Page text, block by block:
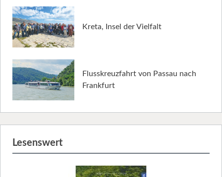
Kreta, Insel der Vielfalt
Flusskreuzfahrt von Passau nach
Frankfurt
Lesenswert